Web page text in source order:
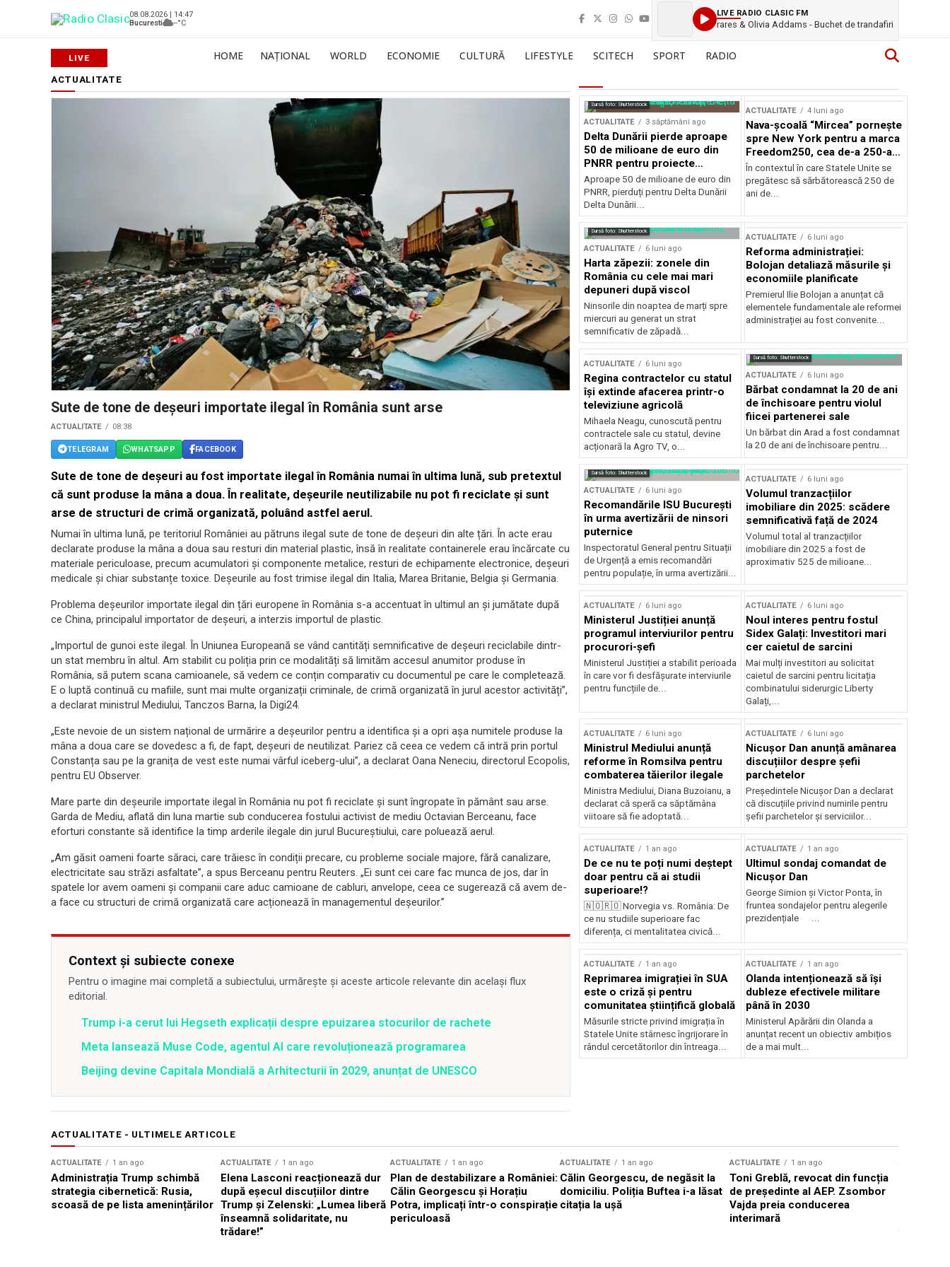
08.08.2026 | 14:47
Bucuresti
--°C
LIVE RADIO CLASIC FM
rares & Olivia Addams - Buchet de trandafiri
HOME NAȚIONAL WORLD ECONOMIE CULTURĂ LIFESTYLE SCITECH SPORT RADIO
ACTUALITATE
Sute de tone de deșeuri importate ilegal în România sunt arse
ACTUALITATE 08:38
TELEGRAM WHATSAPP FACEBOOK
Sute de tone de deșeuri au fost importate ilegal în România numai în ultima lună, sub pretextul
că sunt produse la mâna a doua. În realitate, deșeurile neutilizabile nu pot fi reciclate și sunt
arse de structuri de crimă organizată, poluând astfel aerul.
Numai în ultima lună, pe teritoriul României au pătruns ilegal sute de tone de deșeuri din alte țări. În acte erau
declarate produse la mâna a doua sau resturi din material plastic, însă în realitate containerele erau încărcate cu
materiale periculoase, precum acumulatori şi componente metalice, resturi de echipamente electronice, deșeuri
medicale și chiar substanțe toxice. Deșeurile au fost trimise ilegal din Italia, Marea Britanie, Belgia și Germania.
Problema deșeurilor importate ilegal din țări europene în România s-a accentuat în ultimul an și jumătate după
ce China, principalul importator de deșeuri, a interzis importul de plastic.
„Importul de gunoi este ilegal. În Uniunea Europeană se vând cantități semnificative de deșeuri reciclabile dintr-
un stat membru în altul. Am stabilit cu poliția prin ce modalități să limităm accesul anumitor produse în
România, să putem scana camioanele, să vedem ce conțin comparativ cu documentul pe care le completează.
E o luptă continuă cu mafiile, sunt mai multe organizații criminale, de crimă organizată în jurul acestor activități”,
a declarat ministrul Mediului, Tanczos Barna, la Digi24.
„Este nevoie de un sistem național de urmărire a deșeurilor pentru a identifica și a opri așa numitele produse la
mâna a doua care se dovedesc a fi, de fapt, deșeuri de neutilizat. Pariez că ceea ce vedem că intră prin portul
Constanța sau pe la granița de vest este numai vârful iceberg-ului”, a declarat Oana Neneciu, directorul Ecopolis,
pentru EU Observer.
Mare parte din deșeurile importate ilegal în România nu pot fi reciclate și sunt îngropate în pământ sau arse.
Garda de Mediu, aflată din luna martie sub conducerea fostului activist de mediu Octavian Berceanu, face
eforturi constante să identifice la timp arderile ilegale din jurul Bucureștiului, care poluează aerul.
„Am găsit oameni foarte săraci, care trăiesc în condiții precare, cu probleme sociale majore, fără canalizare,
electricitate sau străzi asfaltate”, a spus Berceanu pentru Reuters. „Ei sunt cei care fac munca de jos, dar în
spatele lor avem oameni și companii care aduc camioane de cabluri, anvelope, ceea ce sugerează că avem de-
a face cu structuri de crimă organizată care acționează în managementul deșeurilor.”
Context și subiecte conexe
Pentru o imagine mai completă a subiectului, urmărește și aceste articole relevante din același flux
editorial.
Trump i-a cerut lui Hegseth explicații despre epuizarea stocurilor de rachete
Meta lansează Muse Code, agentul AI care revoluționează programarea
Beijing devine Capitala Mondială a Arhitecturii în 2029, anunțat de UNESCO
Sursă foto: Shutterstock
ACTUALITATE 3 săptămâni ago
Delta Dunării pierde aproape
50 de milioane de euro din
PNRR pentru proiecte
esențiale
Aproape 50 de milioane de euro din
PNRR, pierduți pentru Delta Dunării
Delta Dunării...
ACTUALITATE 4 luni ago
Nava-școală “Mircea” pornește
spre New York pentru a marca
Freedom250, cea de-a 250-a
aniversare a Statelor Unite
În contextul în care Statele Unite se
pregătesc să sărbătorească 250 de
ani de...
Sursă foto: Shutterstock
ACTUALITATE 6 luni ago
Harta zăpezii: zonele din
România cu cele mai mari
depuneri după viscol
Ninsorile din noaptea de marți spre
miercuri au generat un strat
semnificativ de zăpadă...
ACTUALITATE 6 luni ago
Reforma administrației:
Bolojan detaliază măsurile și
economiile planificate
Premierul Ilie Bolojan a anunțat că
elementele fundamentale ale reformei
administrației au fost convenite...
ACTUALITATE 6 luni ago
Regina contractelor cu statul
își extinde afacerea printr-o
televiziune agricolă
Mihaela Neagu, cunoscută pentru
contractele sale cu statul, devine
acționară la Agro TV, o...
Sursă foto: Shutterstock
ACTUALITATE 6 luni ago
Bărbat condamnat la 20 de ani
de închisoare pentru violul
fiicei partenerei sale
Un bărbat din Arad a fost condamnat
la 20 de ani de închisoare pentru...
Sursă foto: Shutterstock
ACTUALITATE 6 luni ago
Recomandările ISU București
în urma avertizării de ninsori
puternice
Inspectoratul General pentru Situații
de Urgență a emis recomandări
pentru populație, în urma avertizării...
ACTUALITATE 6 luni ago
Volumul tranzacțiilor
imobiliare din 2025: scădere
semnificativă față de 2024
Volumul total al tranzacțiilor
imobiliare din 2025 a fost de
aproximativ 525 de milioane...
ACTUALITATE 6 luni ago
Ministerul Justiției anunță
programul interviurilor pentru
procurori-șefi
Ministerul Justiției a stabilit perioada
în care vor fi desfășurate interviurile
pentru funcțiile de...
ACTUALITATE 6 luni ago
Noul interes pentru fostul
Sidex Galați: Investitori mari
cer caietul de sarcini
Mai mulți investitori au solicitat
caietul de sarcini pentru licitația
combinatului siderurgic Liberty
Galați,...
ACTUALITATE 6 luni ago
Ministrul Mediului anunță
reforme în Romsilva pentru
combaterea tăierilor ilegale
Ministra Mediului, Diana Buzoianu, a
declarat că speră ca săptămâna
viitoare să fie adoptată...
ACTUALITATE 6 luni ago
Nicușor Dan anunță amânarea
discuțiilor despre șefii
parchetelor
Președintele Nicușor Dan a declarat
că discuțiile privind numirile pentru
șefii parchetelor și serviciilor...
ACTUALITATE 1 an ago
De ce nu te poți numi deștept
doar pentru că ai studii
superioare!?
🇳🇴🇷🇴 Norvegia vs. România: De
ce nu studiile superioare fac
diferența, ci mentalitatea civică...
ACTUALITATE 1 an ago
Ultimul sondaj comandat de
Nicușor Dan
George Simion și Victor Ponta, în
fruntea sondajelor pentru alegerile
prezidențiale ...
ACTUALITATE 1 an ago
Reprimarea imigrației în SUA
este o criză și pentru
comunitatea științifică globală
Măsurile stricte privind imigrația în
Statele Unite stârnesc îngrijorare în
rândul cercetătorilor din întreaga...
ACTUALITATE 1 an ago
Olanda intenționează să își
dubleze efectivele militare
până în 2030
Ministerul Apărării din Olanda a
anunțat recent un obiectiv ambițios
de a mai mult...
ACTUALITATE - ULTIMELE ARTICOLE
ACTUALITATE 1 an ago
Administrația Trump schimbă
strategia cibernetică: Rusia,
scoasă de pe lista amenințărilor
ACTUALITATE 1 an ago
Elena Lasconi reacționează dur
după eșecul discuțiilor dintre
Trump și Zelenski: „Lumea liberă
înseamnă solidaritate, nu
trădare!”
ACTUALITATE 1 an ago
Plan de destabilizare a României:
Călin Georgescu și Horațiu
Potra, implicați într-o conspirație
periculoasă
ACTUALITATE 1 an ago
Călin Georgescu, de negăsit la
domiciliu. Poliția Buftea i-a lăsat
citația la ușă
ACTUALITATE 1 an ago
Toni Greblă, revocat din funcția
de președinte al AEP. Zsombor
Vajda preia conducerea
interimară